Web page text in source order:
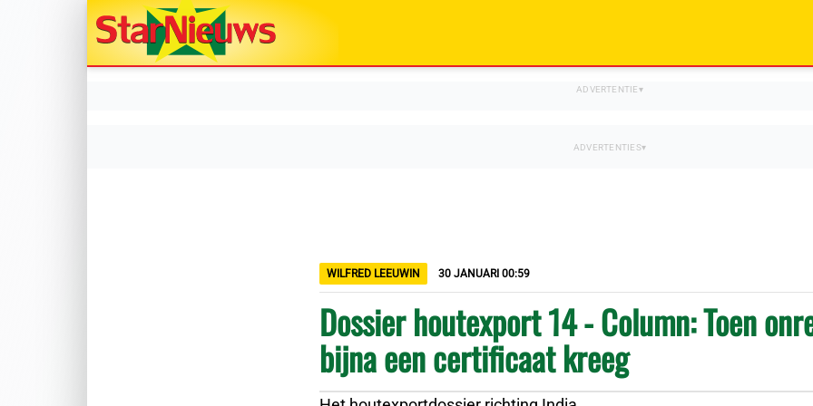
WILFRED LEEUWIN 30 JANUARI 00:59
Dossier houtexport 14 - Column: Toen
bijna een certificaat kreeg